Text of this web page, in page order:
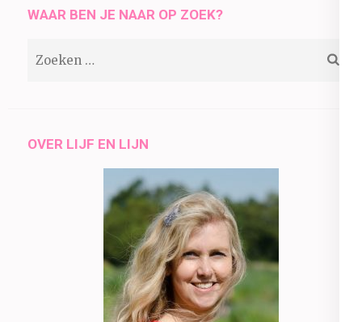
WAAR BEN JE NAAR OP ZOEK?
OVER LIJF EN LIJN